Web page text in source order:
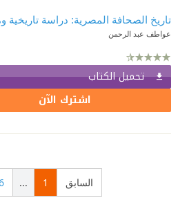
تاريخ الصحافة المصرية: دراسة تاريخية
عواطف عبد الرحمن
تحميل الكتاب
اشترك الآن
السابق 1
...